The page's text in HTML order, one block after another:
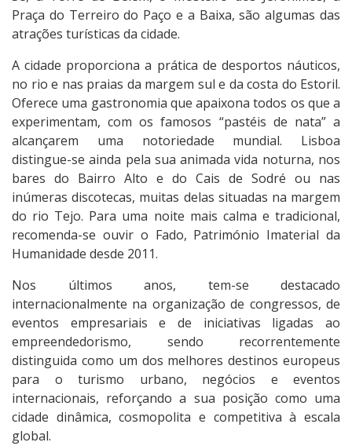
Praça do Terreiro do Paço e a Baixa, são algumas das
atrações turísticas da cidade.
A cidade proporciona a prática de desportos náuticos,
no rio e nas praias da margem sul e da costa do Estoril.
Oferece uma gastronomia que apaixona todos os que a
experimentam, com os famosos “pastéis de nata” a
alcançarem uma notoriedade mundial. Lisboa
distingue-se ainda pela sua animada vida noturna, nos
bares do Bairro Alto e do Cais de Sodré ou nas
inúmeras discotecas, muitas delas situadas na margem
do rio Tejo. Para uma noite mais calma e tradicional,
recomenda-se ouvir o Fado, Património Imaterial da
Humanidade desde 2011.
Nos últimos anos, tem-se destacado
internacionalmente na organização de congressos, de
eventos empresariais e de iniciativas ligadas ao
empreendedorismo, sendo recorrentemente
distinguida como um dos melhores destinos europeus
para o turismo urbano, negócios e eventos
internacionais, reforçando a sua posição como uma
cidade dinâmica, cosmopolita e competitiva à escala
global.